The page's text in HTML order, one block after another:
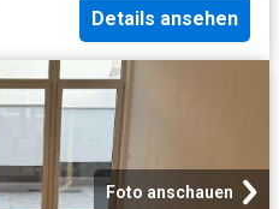
Details ansehen
Foto anschauen